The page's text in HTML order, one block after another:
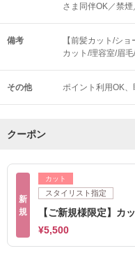
さま同伴OK／禁
備考
【前髪カット/シ
カット/理容室/眉
その他 ポイント利用OK
クーポン
新
規
カット
スタイリスト指定
【ご新規様限定】カ
¥5,500